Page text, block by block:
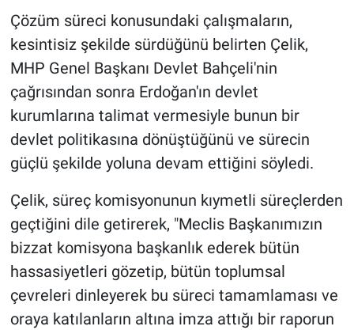
Çözüm süreci konusundaki çalışmaların,
kesintisiz şekilde sürdüğünü belirten Çelik,
MHP Genel Başkanı Devlet Bahçeli'nin
çağrısından sonra Erdoğan'ın devlet
kurumlarına talimat vermesiyle bunun bir
devlet politikasına dönüştüğünü ve sürecin
güçlü şekilde yoluna devam ettiğini söyledi.
Çelik, süreç komisyonunun kıymetli süreçlerden
geçtiğini dile getirerek, "Meclis Başkanımızın
bizzat komisyona başkanlık ederek bütün
hassasiyetleri gözetip, bütün toplumsal
çevreleri dinleyerek bu süreci tamamlaması ve
oraya katılanların altına imza attığı bir raporun